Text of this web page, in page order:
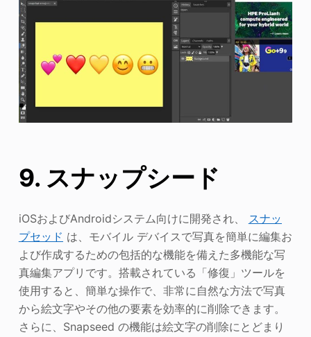
9. スナップシード
iOSおよびAndroidシステム向けに開発され、 スナッ
プセッド は、モバイル デバイスで写真を簡単に編集お
よび作成するための包括的な機能を備えた多機能な写
真編集アプリです。搭載されている「修復」ツールを
使用すると、簡単な操作で、非常に自然な方法で写真
から絵文字やその他の要素を効率的に削除できます。
さらに、Snapseed の機能は絵文字の削除にとどまり